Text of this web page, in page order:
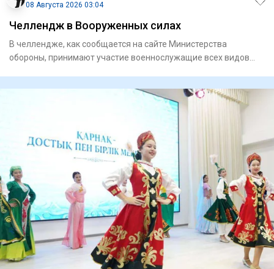
08 Августа 2026 03:04
Челлендж в Вооруженных силах
В челлендже, как сообщается на сайте Министерства
обороны, принимают участие военнослужащие всех видов